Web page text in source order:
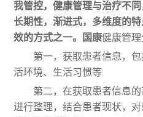
我管控，健康管理与治疗不
长期性，渐进式，多维度的
效的方式之一。国康健康管理
第一，获取患者信息，
活环境、生活习惯等
第二，在获取患者信息
进行整理，结合患者现状，